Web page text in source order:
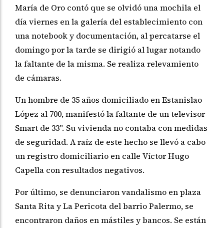
María de Oro contó que se olvidó una mochila el
día viernes en la galería del establecimiento con
una notebook y documentación, al percatarse el
domingo por la tarde se dirigió al lugar notando
la faltante de la misma. Se realiza relevamiento
de cámaras.
Un hombre de 35 años domiciliado en Estanislao
López al 700, manifestó la faltante de un televisor
Smart de 33". Su vivienda no contaba con medidas
de seguridad. A raíz de este hecho se llevó a cabo
un registro domiciliario en calle Víctor Hugo
Capella con resultados negativos.
Por último, se denunciaron vandalismo en plaza
Santa Rita y La Pericota del barrio Palermo, se
encontraron daños en mástiles y bancos. Se están